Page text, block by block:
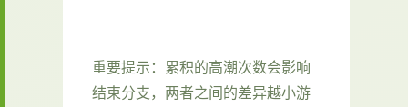
重要提示：累积的高潮次数会影响
结束分支，两者之间的差异越小游